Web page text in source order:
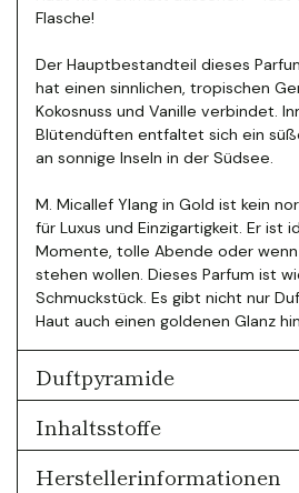
Flasche!
Der Hauptbestandteil dieses
hat einen sinnlichen, tropischen
Kokosnuss und Vanille verbindet.
Blütendüften entfaltet sich ein
an sonnige Inseln in der Südsee.
M. Micallef Ylang in Gold ist kein
für Luxus und Einzigartigkeit. Er ist
Momente, tolle Abende oder
stehen wollen. Dieses Parfum ist
Schmuckstück. Es gibt nicht nur
Haut auch einen goldenen Glanz
Duftpyramide
Inhaltsstoffe
Herstellerinformationen